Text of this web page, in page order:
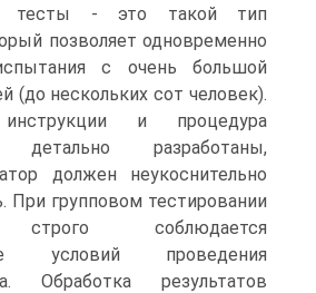
тесты - это такой тип
позволяет одновременно
с очень большой
(до нескольких сот человек).
и процедура
детально разработаны,
должен неукоснительно
При групповом тестировании
строго соблюдается
условий проведения
Обработка результатов